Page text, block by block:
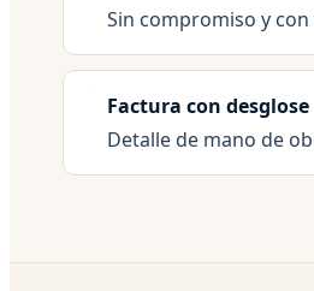
Sin compromiso y con
Factura con desglose
Detalle de mano de